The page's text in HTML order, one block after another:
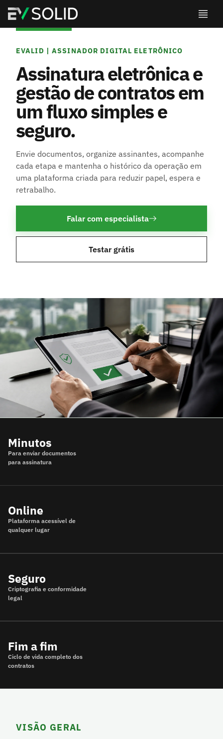
EVALID | ASSINADOR DIGITAL ELETRÔNICO
Assinatura eletrônica e
gestão de contratos em
um fluxo simples e
seguro.
Envie documentos, organize assinantes, acompanhe
cada etapa e mantenha o histórico da operação em
uma plataforma criada para reduzir papel, espera e
retrabalho.
Falar com especialista
Testar grátis
Minutos
Para enviar documentos
para assinatura
Online
Plataforma acessível de
qualquer lugar
Seguro
Criptografia e conformidade
legal
Fim a fim
Ciclo de vida completo dos
contratos
VISÃO GERAL